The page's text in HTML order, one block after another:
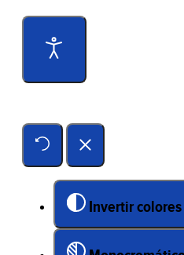
Invertir colores